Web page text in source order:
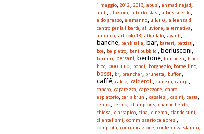
1 maggio, 2012, 2013, abusi, ahmadinejad,
aiuti, alberoni, alberto stasi, albus silente,
aldo grasso, alemanno, alfano, alleanza di
centro per la libertà, alluvione, alternativa,
annunci, articolo 18, attentato, avanti,
banche, bankitalia, bar, batteri, battisti,
bce, belpietro, beni pubblici, berlusconi,
bernini, bersani, bertone, bin laden, black-
bloc, bocchino, bondi, borghezio, borsellino,
bossi, br, brancher, brunetta, buffon,
caffé, calcio, calderoli, camera, campi,
cancro, caparezza, capezzone, capro
espiatorio, carla bruni, casalesi, casini, casta,
centro, cerino, champions, charlie hebdo,
chiesa, ciarrapico, cina, cinema, clandestini,
clientelismi, commissario calabresi,
complotti, comunicazione, conferenza stampa,